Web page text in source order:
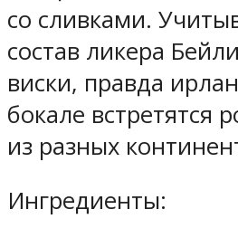
со сливками.
состав ликера
виски, правда
бокале встретятся
из разных
Ингредиенты: